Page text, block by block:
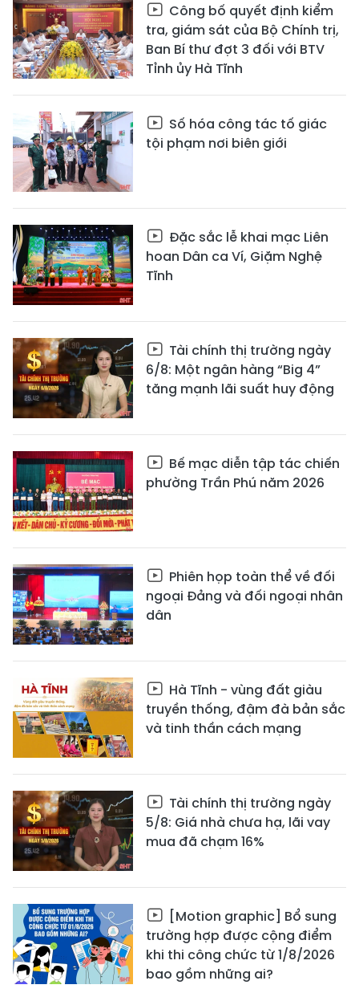
Công bố quyết định kiểm
tra, giám sát của Bộ Chính trị,
Ban Bí thư đợt 3 đối với BTV
Tỉnh ủy Hà Tĩnh
Số hóa công tác tố giác
tội phạm nơi biên giới
Đặc sắc lễ khai mạc Liên
hoan Dân ca Ví, Giặm Nghệ
Tĩnh
Tài chính thị trường ngày
6/8: Một ngân hàng “Big 4”
tăng mạnh lãi suất huy động
Bế mạc diễn tập tác chiến
phường Trần Phú năm 2026
Phiên họp toàn thể về đối
ngoại Đảng và đối ngoại nhân
dân
Hà Tĩnh - vùng đất giàu
truyền thống, đậm đà bản sắc
và tinh thần cách mạng
Tài chính thị trường ngày
5/8: Giá nhà chưa hạ, lãi vay
mua đã chạm 16%
[Motion graphic] Bổ sung
trường hợp được cộng điểm
khi thi công chức từ 1/8/2026
bao gồm những ai?